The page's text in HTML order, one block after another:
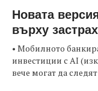
Новата
върху
• Мобилното
инвестиции с AI
вече могат да